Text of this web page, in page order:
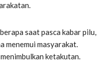
saat pasca kabar pilu,
menemui masyarakat.
ketakutan.